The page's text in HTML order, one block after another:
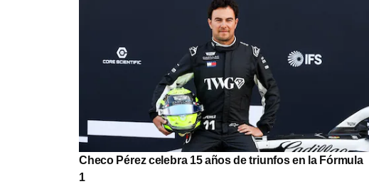
Checo Pérez celebra 15 años de triunfos en la Fórmula
1